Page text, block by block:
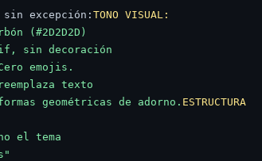
excepción: TONO VISUAL:
(#2D2D2D)
sin decoración
emojis.
texto
geométricas de adorno. ESTRUCTURA
el tema